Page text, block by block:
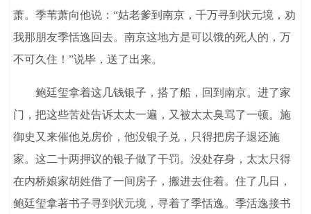
萧。季苇萧向他说：“姑老爹到南京，千万寻到状元境，劝
我那朋友季恬逸回去。南京这地方是可以饿的死人的，万
不可久住！”说毕，送了出来。
鲍廷玺拿着这几钱银子，搭了船，回到南京。进了家
门，把这些苦处告诉太太一遍，又被太太臭骂了一顿。施
御史又来催他兑房价，他没银子兑，只得把房子退还施
家。这二十两押议的银子做了干罚。没处存身，太太只得
在内桥娘家胡姓借了一间房子，搬进去住着。住了几日，
鲍廷玺拿著书子寻到状元境，寻着了季恬逸。季活逸接书